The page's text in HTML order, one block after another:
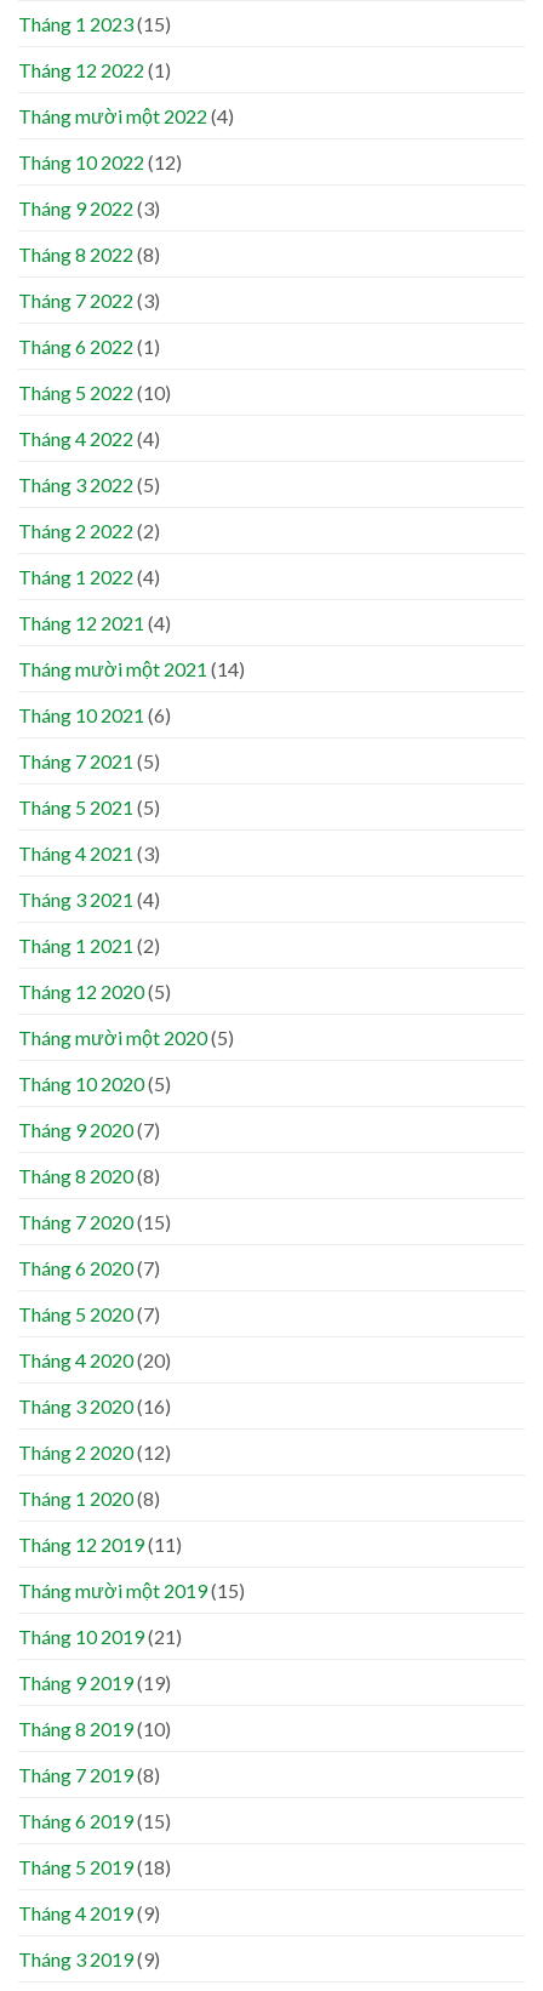
Tháng 1 2023(15)
Tháng 12 2022 (1)
Tháng mười một 2022 (4)
Tháng 10 2022 (12)
Tháng 9 2022 (3)
Tháng 8 2022 (8)
Tháng 7 2022 (3)
Tháng 6 2022 (1)
Tháng 5 2022 (10)
Tháng 4 2022 (4)
Tháng 3 2022 (5)
Tháng 2 2022 (2)
Tháng 1 2022 (4)
Tháng 12 2021 (4)
Tháng mười một 2021 (14)
Tháng 10 2021 (6)
Tháng 7 2021 (5)
Tháng 5 2021 (5)
Tháng 4 2021 (3)
Tháng 3 2021 (4)
Tháng 1 2021 (2)
Tháng 12 2020(5)
Tháng mười một 2020(5)
Tháng 10 2020(5)
Tháng 9 2020(7)
Tháng 8 2020(8)
Tháng 7 2020(15)
Tháng 6 2020(7)
Tháng 5 2020(7)
Tháng 4 2020(20)
Tháng 3 2020(16)
Tháng 2 2020(12)
Tháng 1 2020(8)
Tháng 12 2019(11)
Tháng mười một 2019(15)
Tháng 10 2019(21)
Tháng 9 2019(19)
Tháng 8 2019(10)
Tháng 7 2019(8)
Tháng 6 2019(15)
Tháng 5 2019(18)
Tháng 4 2019(9)
Tháng 3 2019(9)